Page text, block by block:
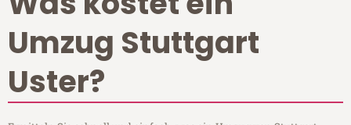
Umzug Stuttgart
Uster?